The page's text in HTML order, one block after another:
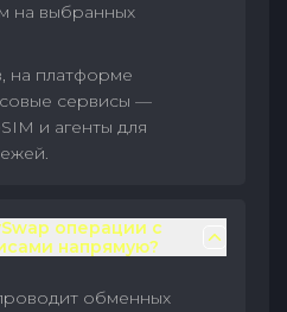
на выбранных
на платформе
сервисы —
и агенты для
операции с
напрямую?
обменных